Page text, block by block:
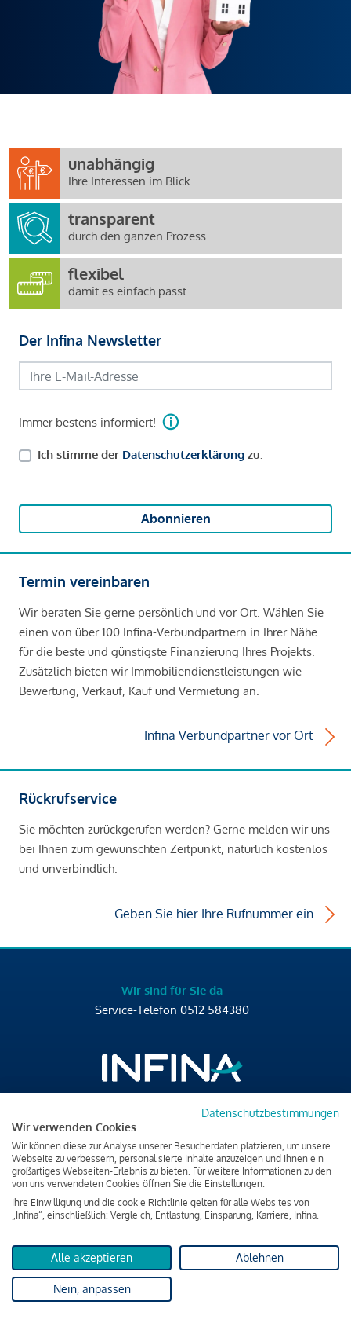
unabhängig
Ihre Interessen im Blick
transparent
durch den ganzen Prozess
flexibel
damit es einfach passt
Der Infina Newsletter
Immer bestens informiert!
Ich stimme der Datenschutzerklärung zu.
Abonnieren
Termin vereinbaren
Wir beraten Sie gerne persönlich und vor Ort. Wählen Sie
einen von über 100 Infina-Verbundpartnern in Ihrer Nähe
für die beste und günstigste Finanzierung Ihres Projekts.
Zusätzlich bieten wir Immobiliendienstleistungen wie
Bewertung, Verkauf, Kauf und Vermietung an.
Infina Verbundpartner vor Ort
Rückrufservice
Sie möchten zurückgerufen werden? Gerne melden wir uns
bei Ihnen zum gewünschten Zeitpunkt, natürlich kostenlos
und unverbindlich.
Geben Sie hier Ihre Rufnummer ein
Wir sind für Sie da
Service-Telefon 0512 584380
Brixner Straße 2/4
6020 Innsbruck
T+43 512 584380
office@infina.at
Impressum
Datenschutz & Cookies
Datenschutzbestimmungen
Wir verwenden Cookies
Wir können diese zur Analyse unserer Besucherdaten platzieren, um unsere
Webseite zu verbessern, personalisierte Inhalte anzuzeigen und Ihnen ein
großartiges Webseiten-Erlebnis zu bieten. Für weitere Informationen zu den
von uns verwendeten Cookies öffnen Sie die Einstellungen.
Ihre Einwilligung und die cookie Richtlinie gelten für alle Websites von
„Infina“, einschließlich: Vergleich, Entlastung, Einsparung, Karriere, Infina.
Alle akzeptieren Ablehnen
Nein, anpassen